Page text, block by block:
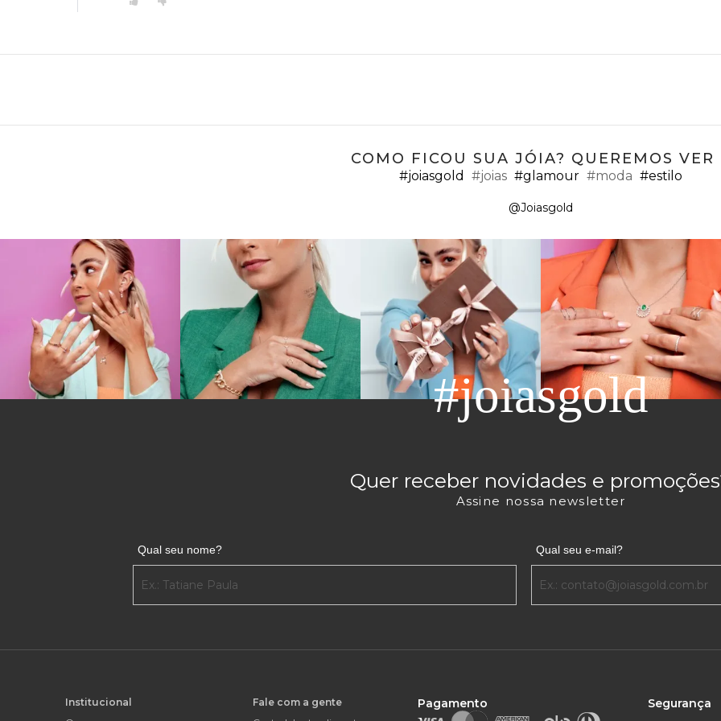
COMO FICOU SUA JÓIA? QUEREMOS VER
#joiasgold #joias #glamour #moda #estilo
@Joiasgold
#joiasgold
Quer receber novidades e
Assine nossa newsletter
Qual seu nome? Qual seu e-mail?
Institucional
Fale com a gente
Pagamento Segurança